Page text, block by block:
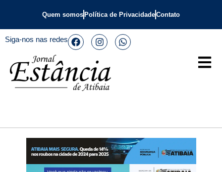
Quem somos Política de PrivacidadeContato
Siga-nos nas redes